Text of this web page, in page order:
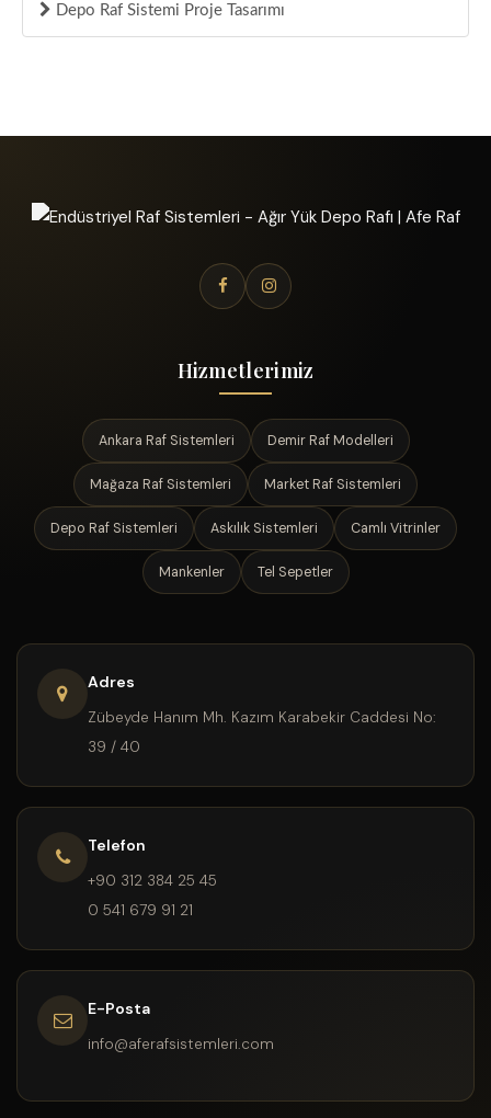
Depo Raf Sistemi Proje Tasarımı
Hizmetlerimiz
Ankara Raf Sistemleri Demir Raf Modelleri
Mağaza Raf Sistemleri Market Raf Sistemleri
Depo Raf Sistemleri Askılık Sistemleri Camlı Vitrinler
Mankenler Tel Sepetler
Adres
Zübeyde Hanım Mh. Kazım Karabekir Caddesi No:
39 / 40
Telefon
+90 312 384 25 45
0 541 679 91 21
E-Posta
info@aferafsistemleri.com